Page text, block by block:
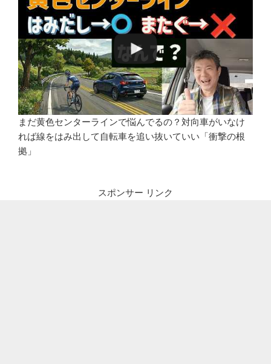
まだ黄色センターラインで悩んでるの？対向車がいなけ
れば線をはみ出して自転車を追い抜いていい「衝撃の根
拠」
スポンサー リンク